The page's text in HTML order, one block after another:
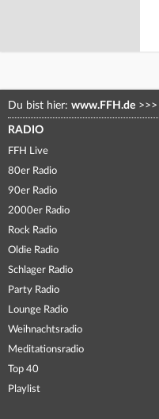
Du bist hier: www.FFH.de >>>
RADIO
FFH Live
80er Radio
90er Radio
2000er Radio
Rock Radio
Oldie Radio
Schlager Radio
Party Radio
Lounge Radio
Weihnachtsradio
Meditationsradio
Top 40
Playlist